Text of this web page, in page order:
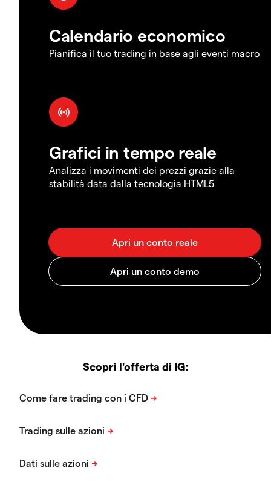
Calendario economico
Pianifica il tuo trading in base agli eventi macro
Grafici in tempo reale
Analizza i movimenti dei prezzi grazie alla
stabilità data dalla tecnologia HTML5
Scopri l'offerta di IG: